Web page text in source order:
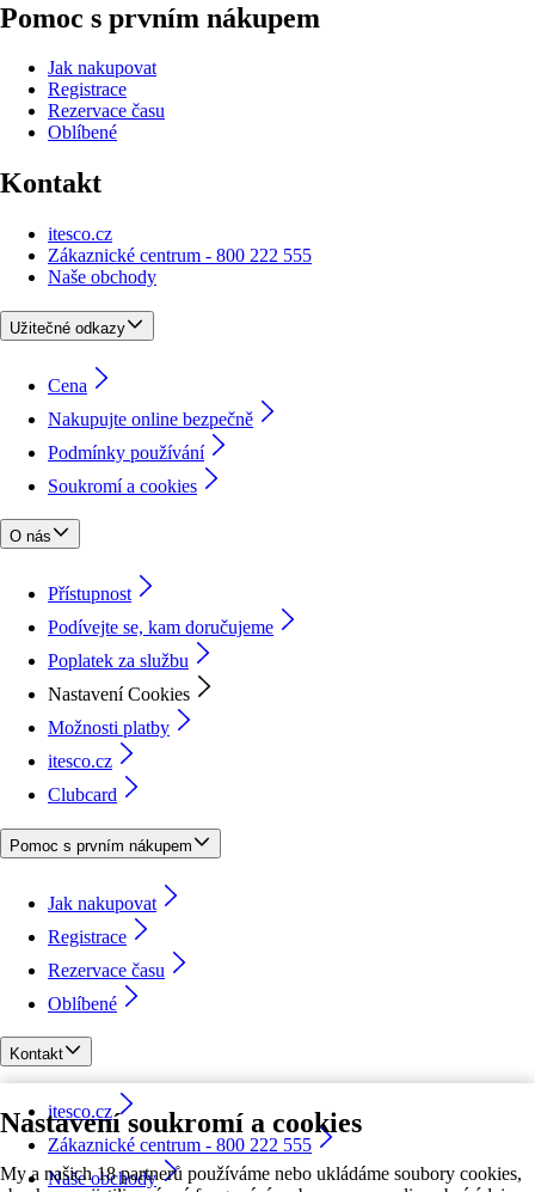
Nastavení soukromí a cookies
My a našich 18 partnerů používáme nebo ukládáme soubory cookies,
Pomoc s prvním nákupem
Jak nakupovat
Registrace
Rezervace času
Oblíbené
Kontakt
itesco.cz
Zákaznické centrum - 800 222 555
Naše obchody
Užitečné odkazy
Cena
Nakupujte online bezpečně
Podmínky používání
Soukromí a cookies
O nás
Přístupnost
Podívejte se, kam doručujeme
Poplatek za službu
Nastavení Cookies
Možnosti platby
itesco.cz
Clubcard
Pomoc s prvním nákupem
Jak nakupovat
Registrace
Rezervace času
Oblíbené
Kontakt
itesco.cz
Zákaznické centrum - 800 222 555
Naše obchody